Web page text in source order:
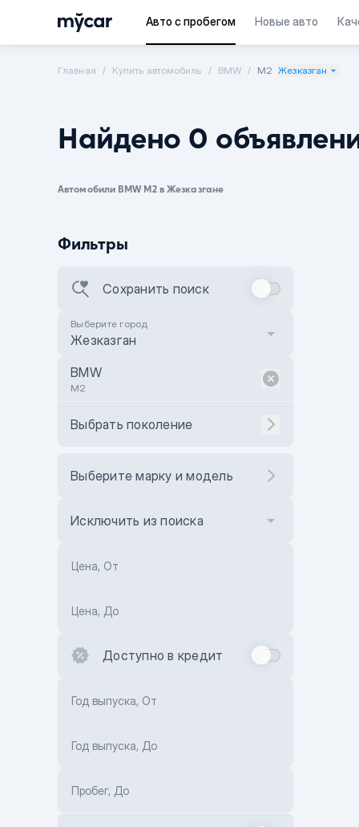
Авто с пробегом Новые авто
Главная Купить автомобиль BMW M2 Жезказган
Найдено 0
Автомобили BMW M2 в Жезказгане
Фильтры
Сохранить поиск
Выберите город
Жезказган
BMW
M2
Выбрать поколение
Выберите марку и модель
Исключить из поиска
Цена, От
Цена, До
Доступно в кредит
Год выпуска, От
Год выпуска, До
Пробег, До